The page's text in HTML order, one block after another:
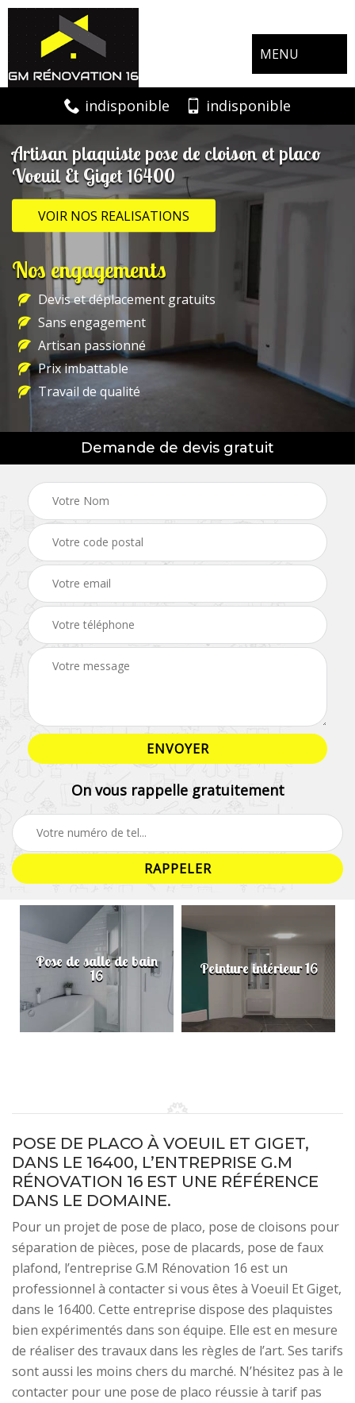
MENU
indisponible indisponible
Artisan plaquiste pose de cloison et placo
Voeuil Et Giget 16400
VOIR NOS REALISATIONS
Nos engagements
Devis et déplacement gratuits
Sans engagement
Artisan passionné
Prix imbattable
Travail de qualité
Demande de devis gratuit
On vous rappelle gratuitement
Pose de salle de bain
16 Peinture intérieur 16
POSE DE PLACO À VOEUIL ET GIGET,
DANS LE 16400, L’ENTREPRISE G.M
RÉNOVATION 16 EST UNE RÉFÉRENCE
DANS LE DOMAINE.
Pour un projet de pose de placo, pose de cloisons pour
séparation de pièces, pose de placards, pose de faux
plafond, l’entreprise G.M Rénovation 16 est un
professionnel à contacter si vous êtes à Voeuil Et Giget,
dans le 16400. Cette entreprise dispose des plaquistes
bien expérimentés dans son équipe. Elle est en mesure
de réaliser des travaux dans les règles de l’art. Ses tarifs
sont aussi les moins chers du marché. N’hésitez pas à le
contacter pour une pose de placo réussie à tarif pas